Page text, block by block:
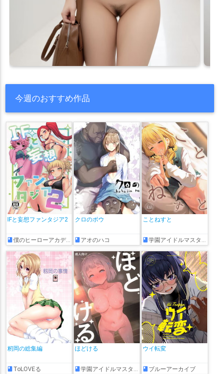
今週のおすすめ作品
IFと妄想ファンタジア2
僕のヒーローアカデミア
クロのボウ
アオのハコ
ことねすと
学園アイドルマスター
籾岡の総集編
ToLOVEる
ほどける
学園アイドルマスター
ウイ転変
ブルーアーカイブ